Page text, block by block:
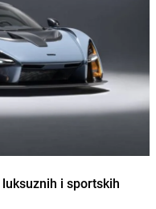
i sportskih